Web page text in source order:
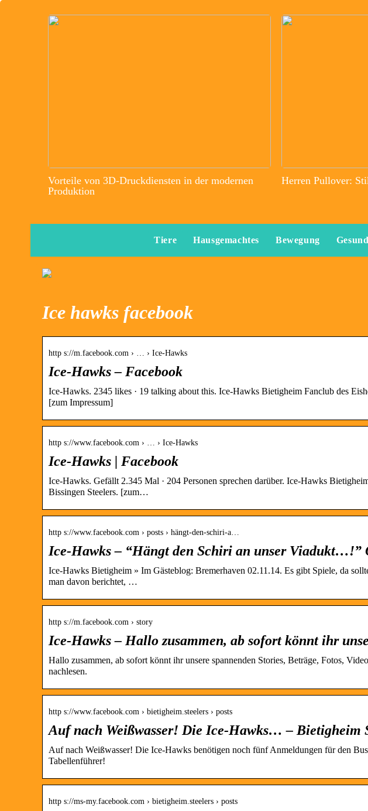
Vorteile von 3D-Druckdiensten in der modernen
Produktion
Herren Pullover:
Tiere Hausgemachtes Bewegung
Ice hawks facebook
http s://m.facebook.com › … › Ice-Hawks
Ice-Hawks – Facebook
Ice-Hawks. 2345 likes · 19 talking about this. Ice-Hawks Bietigheim Fanclub des
[zum Impressum]
http s://www.facebook.com › … › Ice-Hawks
Ice-Hawks | Facebook
Ice-Hawks. Gefällt 2.345 Mal · 204 Personen sprechen darüber. Ice-Hawks
Bissingen Steelers. [zum…
http s://www.facebook.com › posts › hängt-den-schiri-a…
Ice-Hawks – “Hängt den Schiri an unser
Ice-Hawks Bietigheim » Im Gästeblog: Bremerhaven 02.11.14. Es gibt Spiele, da
man davon berichtet, …
http s://m.facebook.com › story
Ice-Hawks – Hallo zusammen, ab sofort könnt ihr
Hallo zusammen, ab sofort könnt ihr unsere spannenden Stories, Beträge, Fotos,
nachlesen.
http s://www.facebook.com › bietigheim.steelers › posts
Auf nach Weißwasser! Die Ice-Hawks… – Bietigheim
Auf nach Weißwasser! Die Ice-Hawks benötigen noch fünf Anmeldungen für den
Tabellenführer!
http s://ms-my.facebook.com › bietigheim.steelers › posts